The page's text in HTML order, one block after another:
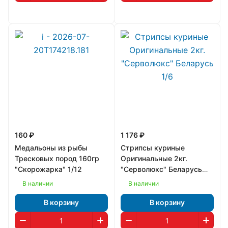
160 ₽
Медальоны из рыбы
Тресковых пород 160гр
"Скорожарка" 1/12
В наличии
В корзину
1 176 ₽
Стрипсы куриные
Оригинальные 2кг.
"Серволюкс" Беларусь
1/6В наличии
В корзину